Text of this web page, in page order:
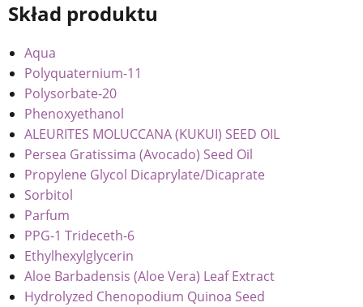
Skład produktu
Aqua
Polyquaternium-11
Polysorbate-20
Phenoxyethanol
ALEURITES MOLUCCANA (KUKUI) SEED OIL
Persea Gratissima (Avocado) Seed Oil
Propylene Glycol Dicaprylate/Dicaprate
Sorbitol
Parfum
PPG-1 Trideceth-6
Ethylhexylglycerin
Aloe Barbadensis (Aloe Vera) Leaf Extract
Hydrolyzed Chenopodium Quinoa Seed